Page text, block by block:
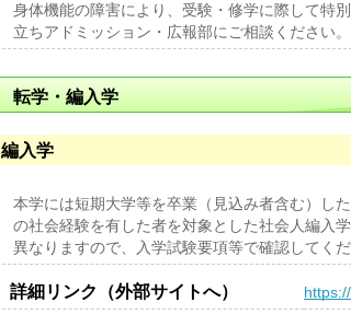
身体機能の障害により、受験・修学に際して特
立ちアドミッション・広報部にご相談ください。
転学・編入学
編入学
本学には短期大学等を卒業（見込み者含む）し
の社会経験を有した者を対象とした社会人編入
異なりますので、入学試験要項等で確認してくだ
詳細リンク（外部サイトへ）